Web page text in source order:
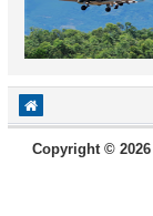
Copyright ©